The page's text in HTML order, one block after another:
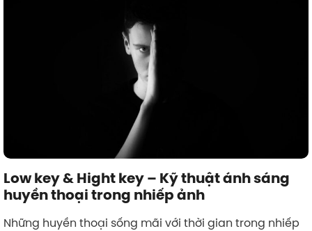
Low key & Hight key – Kỹ thuật ánh sáng
huyền thoại trong nhiếp ảnh
Những huyền thoại sống mãi với thời gian trong nhiếp